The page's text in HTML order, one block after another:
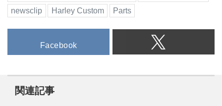
newsclip
Harley Custom Parts
Facebook
関連記事